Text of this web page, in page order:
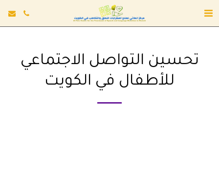
تحسين التواصل الاجتماعي
للأطفال في الكويت